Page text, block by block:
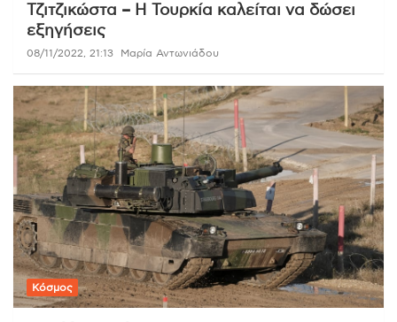
Τζιτζικώστα – Η Τουρκία καλείται να δώσει
εξηγήσεις
08/11/2022, 21:13 Μαρία Αντωνιάδου
Κόσμος